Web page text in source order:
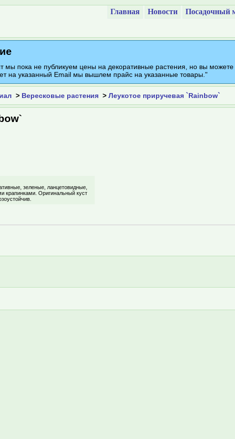
Главная Новости Посадочный
пока не публикуем цены на декоративные растения, но вы можете
на указанный Email мы вышлем прайс на указанные товары."
> Вересковые растения > Леукотое приручевая `Rainbow`
зеленые, ланцетовидные,
Оригинальный куст